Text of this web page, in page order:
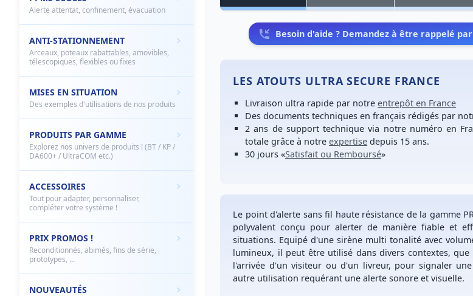
Alerte attentat, confinement, évacuation
ANTI-STATIONNEMENT
Arceaux, poteaux rabattables, amovibles,
télescopiques, flexibles ou fixes
MISES EN SITUATION
Des exemples d'utilisations de nos produits
PRODUITS PAR GAMME
Explorez nos univers de produits ! (BT / KP /
DA600+ / UltraCOM etc.)
ACCESSOIRES
Tout pour adapter, personnaliser,
compléter votre système !
PRIX PROMOS !
Reconditionnés, abimés, fins de série,
prototypes, ...
NOUVEAUTÉS
Besoin d'aide ? Demandez à être rappelé
LES ATOUTS ULTRA SECURE FRANCE
Livraison ultra rapide par notreentrepôt en France
Desdocuments techniques en français rédigés par
2 ans de support technique via notre numéroen
totale grâce à notreexpertise depuis 15 ans.
30 jours«Satisfait ou Remboursé»
Le point d'alerte sans fil haute résistance de la gamme
polyvalent conçu pour alerter de manière fiable et
situations. Equipé d'une sirène multi tonalité avec
lumineux, il peut être utilisé dans divers contextes, que
l'arrivée d'un visiteur ou d'un livreur, pour signaler
autre utilisation requérant une alerte sonore et visuelle.